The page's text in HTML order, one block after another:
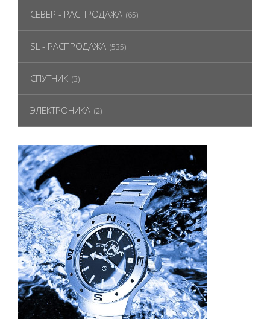
СЕВЕР - РАСПРОДАЖА (65)
SL - РАСПРОДАЖА (535)
СПУТНИК (3)
ЭЛЕКТРОНИКА (2)